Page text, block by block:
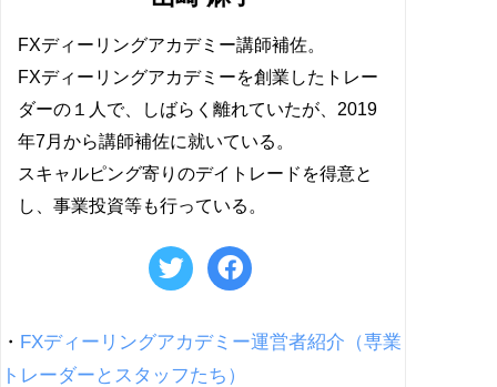
FXディーリングアカデミー講師補佐。
FXディーリングアカデミーを創業したトレー
ダーの１人で、しばらく離れていたが、2019
年7月から講師補佐に就いている。
スキャルピング寄りのデイトレードを得意と
し、事業投資等も行っている。
・ FXディーリングアカデミー運営者紹介（専業
トレーダーとスタッフたち）